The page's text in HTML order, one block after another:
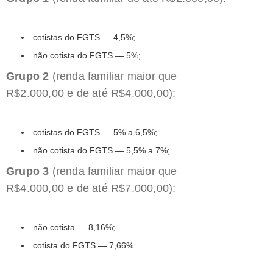
cotistas do FGTS — 4,5%;
não cotista do FGTS — 5%;
Grupo 2 (renda familiar maior que
R$2.000,00 e de até R$4.000,00):
cotistas do FGTS — 5% a 6,5%;
não cotista do FGTS — 5,5% a 7%;
Grupo 3 (renda familiar maior que
R$4.000,00 e de até R$7.000,00):
não cotista — 8,16%;
cotista do FGTS — 7,66%.